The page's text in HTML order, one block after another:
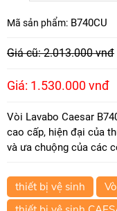
Mã sản phẩm: B740CU
Giá cũ: 2.013.000 vnđ
Giá: 1.530.000 vnđ
Vòi Lavabo Caesar
cao cấp, hiện đại của
và ưa chuộng của các
thiết bị vệ sinh